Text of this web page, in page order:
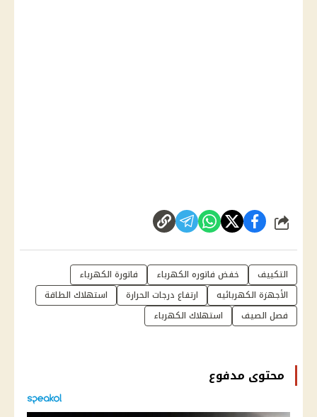
شارك
التكييف خفض فاتوره الكهرباء
فاتورة الكهرباء
الأجهزة الكهربائيه
ارتفاع درجات الحرارة
استهلاك الطاقة
فصل الصيف
استهلاك الكهرباء
محتوى مدفوع